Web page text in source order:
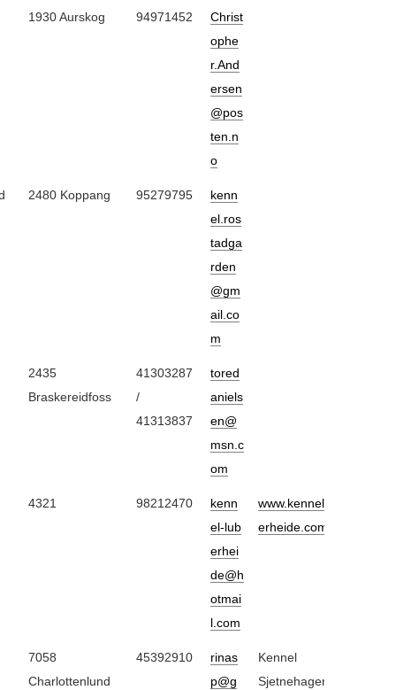
1930 Aurskog 94971452
Christ
ophe
r.And
ersen
@pos
ten.n
o
2480 Koppang 95279795
kenn
el.ros
tadga
rden
@gm
ail.co
m
2435
Braskereidfoss
41303287
/
41313837
tored
aniels
en@
msn.c
om
4321 98212470
kenn
el-lub
erhei
de@h
otmai
l.com
www.kennel-lub
erheide.com
7058
Charlottenlund
45392910
rinas
p@g
Kennel
Sjetnehagen (